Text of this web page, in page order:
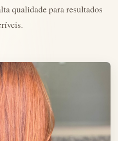
qualidade para resultados